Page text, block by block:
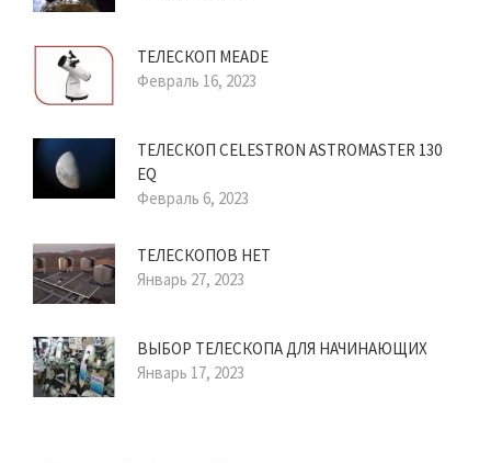
ТЕЛЕСКОП MEADE
Февраль 16, 2023
ТЕЛЕСКОП CELESTRON ASTROMASTER 130
EQ
Февраль 6, 2023
ТЕЛЕСКОПОВ НЕТ
Январь 27, 2023
ВЫБОР ТЕЛЕСКОПА ДЛЯ НАЧИНАЮЩИХ
Январь 17, 2023